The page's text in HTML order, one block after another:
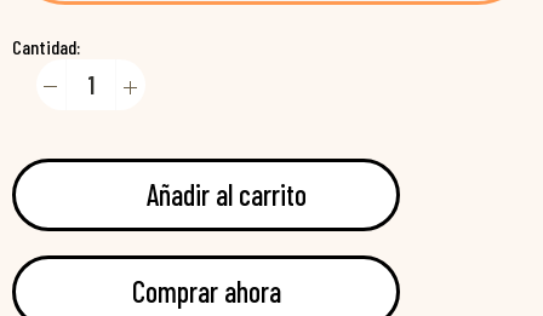
Cantidad:
Añadir al carrito
Comprar ahora